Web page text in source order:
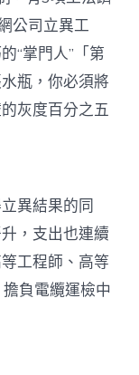
公司立異工
“掌門人”「第
瓶，你必須將
灰度百分之五
異結果的同
，支出也連續
工程師、高等
擔負電纜運檢中